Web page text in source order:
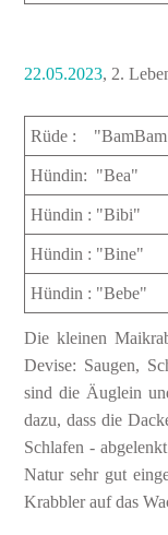
22.05.2023, 2.
Rüde :
Hündin: "Bea"
Hündin : "Bibi"
Hündin : "Bine"
Hündin : "Bebe"
Die kleinen
Devise: Saugen,
sind die Äuglein
dazu, dass die
Schlafen -
Natur sehr gut
Krabbler auf das